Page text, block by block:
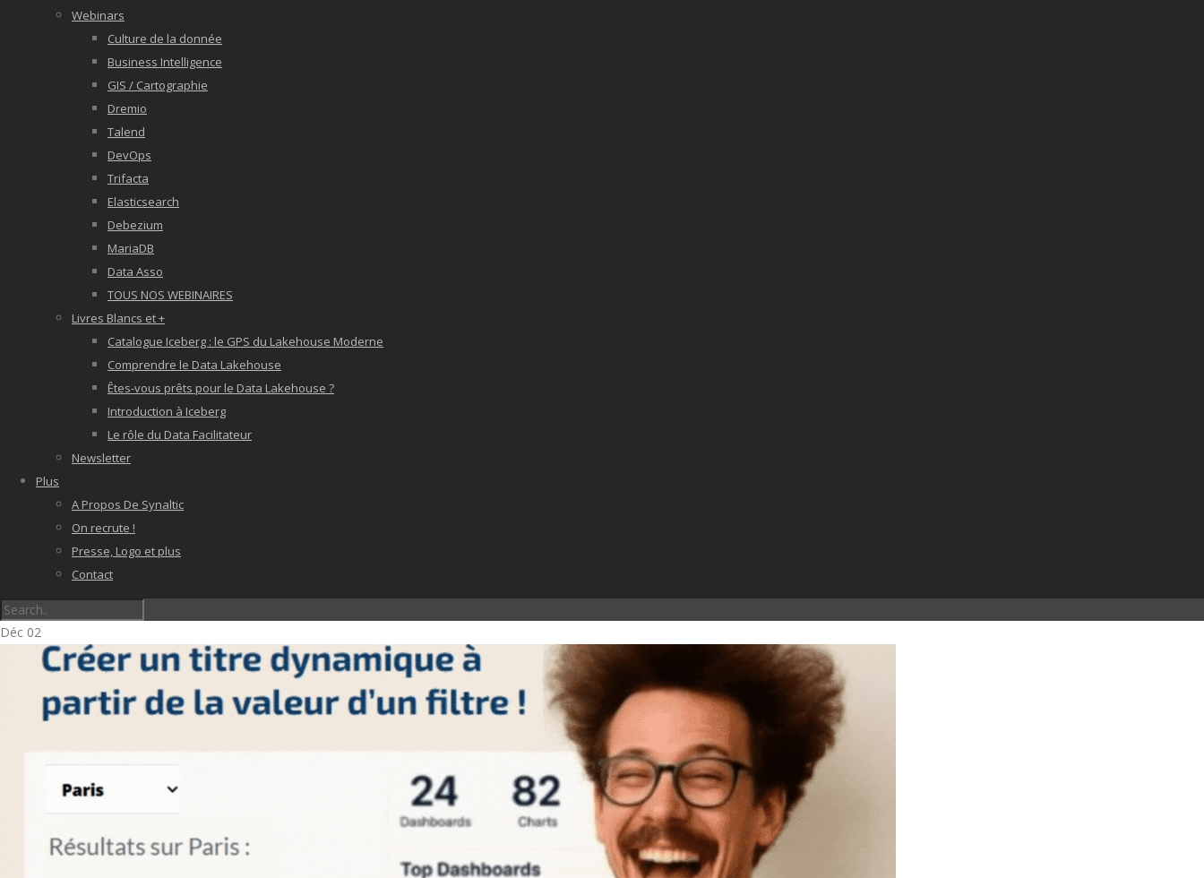
Webinars
Culture de la donnée
Business Intelligence
GIS / Cartographie
Dremio
Talend
DevOps
Trifacta
Elasticsearch
Debezium
MariaDB
Data Asso
TOUS NOS WEBINAIRES
Livres Blancs et +
Catalogue Iceberg : le GPS du Lakehouse Moderne
Comprendre le Data Lakehouse
Êtes-vous prêts pour le Data Lakehouse ?
Introduction à Iceberg
Le rôle du Data Facilitateur
Newsletter
Plus
A Propos De Synaltic
On recrute !
Presse, Logo et plus
Contact
Déc 02